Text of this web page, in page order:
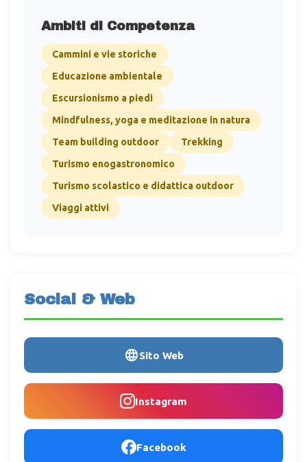
Ambiti di Competenza
Cammini e vie storiche
Educazione ambientale
Escursionismo a piedi
Mindfulness, yoga e meditazione in natura
Team building outdoor
Trekking
Turismo enogastronomico
Turismo scolastico e didattica outdoor
Viaggi attivi
Social & Web
Sito Web
Instagram
Facebook